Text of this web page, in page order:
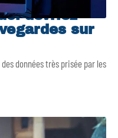
devriez-
sur
données très prisée par les